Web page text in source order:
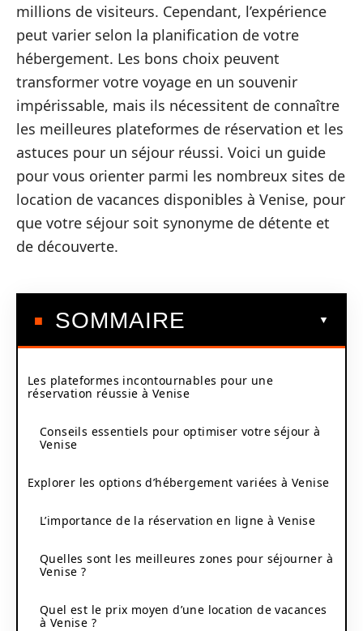
millions de visiteurs. Cependant, l’expérience
peut varier selon la planification de votre
hébergement. Les bons choix peuvent
transformer votre voyage en un souvenir
impérissable, mais ils nécessitent de connaître
les meilleures plateformes de réservation et les
astuces pour un séjour réussi. Voici un guide
pour vous orienter parmi les nombreux sites de
location de vacances disponibles à Venise, pour
que votre séjour soit synonyme de détente et
de découverte.
SOMMAIRE
Les plateformes incontournables pour une
réservation réussie à Venise
Conseils essentiels pour optimiser votre séjour à
Venise
Explorer les options d’hébergement variées à Venise
L’importance de la réservation en ligne à Venise
Quelles sont les meilleures zones pour séjourner à
Venise ?
Quel est le prix moyen d’une location de vacances
à Venise ?